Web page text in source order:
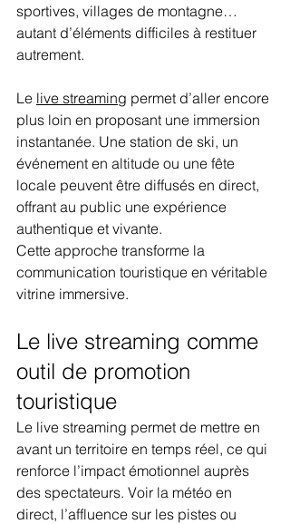
sportives, villages de montagne…
autant d’éléments difficiles à restituer
autrement.
Le live streaming permet d’aller encore
plus loin en proposant une immersion
instantanée. Une station de ski, un
événement en altitude ou une fête
locale peuvent être diffusés en direct,
offrant au public une expérience
authentique et vivante.
Cette approche transforme la
communication touristique en véritable
vitrine immersive.
Le live streaming comme
outil de promotion
touristique
Le live streaming permet de mettre en
avant un territoire en temps réel, ce qui
renforce l’impact émotionnel auprès
des spectateurs. Voir la météo en
direct, l’affluence sur les pistes ou